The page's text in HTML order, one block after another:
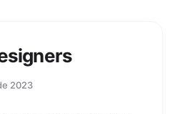
2023